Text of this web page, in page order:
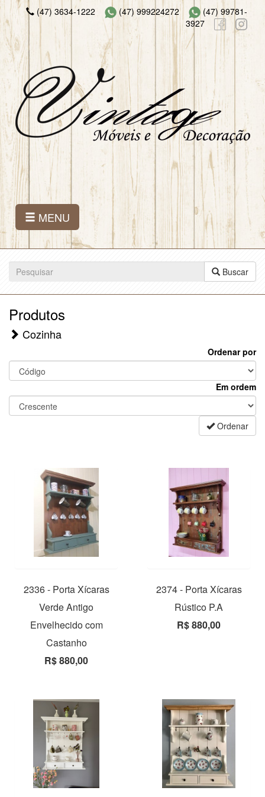
(47) 3634-1222 (47) 999224272
(47) 99781-
3927
MENU
Buscar
Produtos
Cozinha
Ordenar por
Em ordem
Ordenar
2336 - Porta Xícaras
Verde Antigo
Envelhecido com
Castanho
R$ 880,00
2374 - Porta Xícaras
Rústico P.A
R$ 880,00